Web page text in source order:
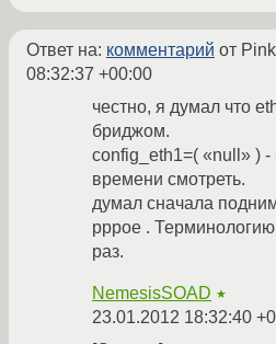
Ответ на: комментарий от
08:32:37 +00:00
честно, я думал что
бриджом.
config_eth1=( «null» ) -
времени смотреть.
думал сначала
pppoe .
раз.
NemesisSOAD ★
23.01.2012 18:32:40